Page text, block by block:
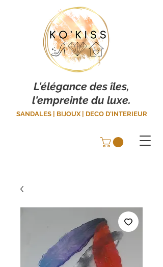
L'élégance des îles,
l'empreinte du luxe.
SANDALES | BIJOUX | DECO D'INTERIEUR